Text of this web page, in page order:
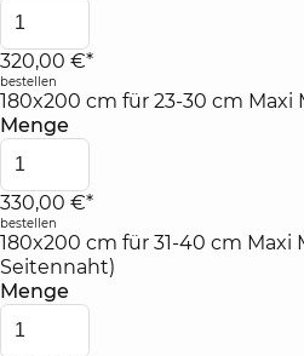
320,00 €*
bestellen
180x200 cm für 23-30 cm Maxi
Menge
330,00 €*
bestellen
180x200 cm für 31-40 cm
Seitennaht)
Menge